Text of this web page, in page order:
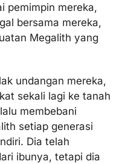
pemimpin mereka,
bersama mereka,
Megalith yang
undangan mereka,
sekali lagi ke tanah
membebani
setiap generasi
Dia telah
ibunya, tetapi dia